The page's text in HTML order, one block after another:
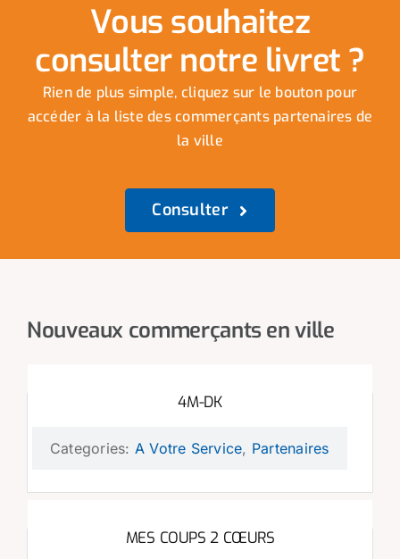
Vous souhaitez
consulter notre livret ?
Rien de plus simple, cliquez sur le bouton pour
accéder à la liste des commerçants partenaires de
la ville
Consulter
Nouveaux commerçants en ville
4M-DK
Categories: A Votre Service, Partenaires
MES COUPS 2 CŒURS